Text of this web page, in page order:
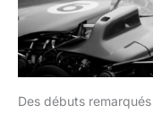
Des débuts remarqués